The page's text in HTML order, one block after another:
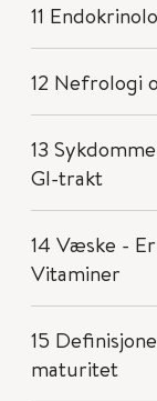
11
12 Nefrologi
13
GI-trakt
14 Væske -
Vitaminer
15
maturitet